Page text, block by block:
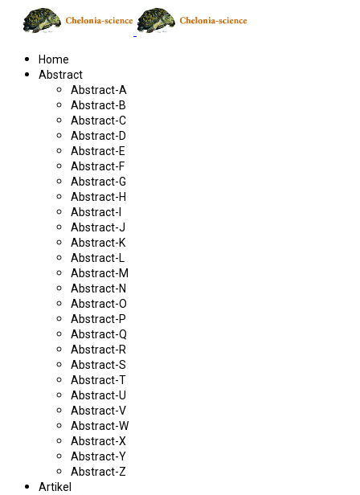
Home
Abstract
Abstract-A
Abstract-B
Abstract-C
Abstract-D
Abstract-E
Abstract-F
Abstract-G
Abstract-H
Abstract-I
Abstract-J
Abstract-K
Abstract-L
Abstract-M
Abstract-N
Abstract-O
Abstract-P
Abstract-Q
Abstract-R
Abstract-S
Abstract-T
Abstract-U
Abstract-V
Abstract-W
Abstract-X
Abstract-Y
Abstract-Z
Artikel